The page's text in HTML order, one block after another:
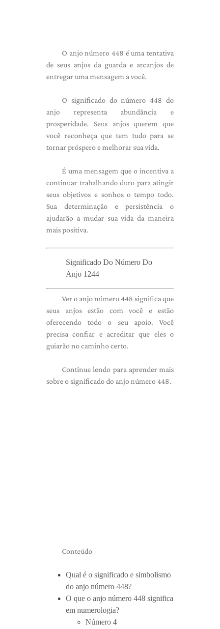
O anjo número 448 é uma tentativa
de seus anjos da guarda e arcanjos de
entregar uma mensagem a você.
O significado do número 448 do
anjo representa abundância e
prosperidade. Seus anjos querem que
você reconheça que tem tudo para se
tornar próspero e melhorar sua vida.
É uma mensagem que o incentiva a
continuar trabalhando duro para atingir
seus objetivos e sonhos o tempo todo.
Sua determinação e persistência o
ajudarão a mudar sua vida da maneira
mais positiva.
Significado Do Número Do
Anjo 1244
Ver o anjo número 448 significa que
seus anjos estão com você e estão
oferecendo todo o seu apoio. Você
precisa confiar e acreditar que eles o
guiarão no caminho certo.
Continue lendo para aprender mais
sobre o significado do anjo número 448.
Conteúdo
Qual é o significado e simbolismo
do anjo número 448?
O que o anjo número 448 significa
em numerologia?
Número 4